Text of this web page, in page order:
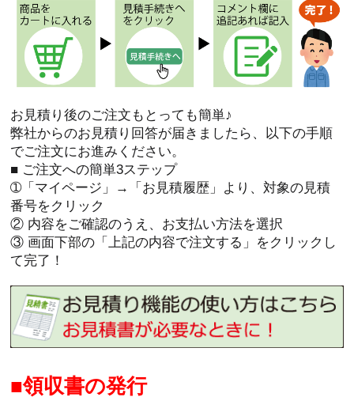
お見積り後のご注文もとっても簡単♪
弊社からのお見積り回答が届きましたら、以下の手順
でご注文にお進みください。
■ ご注文への簡単3ステップ
➀「マイページ」→「お見積履歴」より、対象の見積
番号をクリック
② 内容をご確認のうえ、お支払い方法を選択
③ 画面下部の「上記の内容で注文する」をクリックし
て完了！
領収書の発行